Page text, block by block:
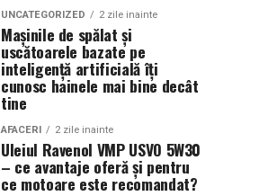
UNCATEGORIZED 2 zile inainte
Mașinile de spălat și
uscătoarele bazate pe
inteligență artificială îți
cunosc hainele mai bine decât
tine
AFACERI 2 zile inainte
Uleiul Ravenol VMP USVO 5W30
– ce avantaje oferă și pentru
ce motoare este recomandat?